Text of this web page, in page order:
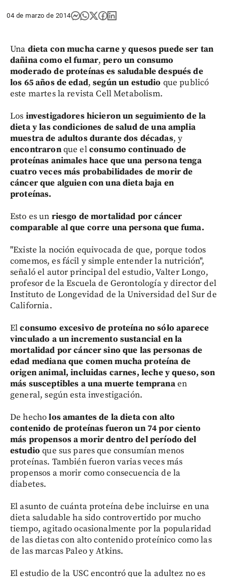
04 de marzo de 2014
Una dieta con mucha carne y quesos puede ser tan
dañina como el fumar,pero un consumo
moderado de proteínas es saludable después de
los 65 años de edad,según un estudio que publicó
este martes la revista Cell Metabolism.
Los investigadores hicieron un seguimiento de la
dieta y las condiciones de salud de una amplia
muestra de adultos durante dos décadas, y
encontraronque elconsumo continuado de
proteínas animales hace que una persona tenga
cuatro veces más probabilidades de morir de
cáncer que alguien con una dieta baja en
proteínas.
Esto es un riesgo de mortalidad por cáncer
comparable al que corre una persona que fuma.
"Existe la noción equivocada de que, porque todos
comemos, es fácil y simple entender la nutrición",
señaló el autor principal del estudio, Valter Longo,
profesor de la Escuela de Gerontología y director del
Instituto de Longevidad de la Universidad del Sur de
California.
Elconsumo excesivo de proteína no sólo aparece
vinculado a un incremento sustancial en la
mortalidad por cáncer sino que las personas de
edad mediana que comen mucha proteína de
origen animal, incluidas carnes, leche y queso, son
más susceptibles a una muerte tempranaen
general, según esta investigación.
De hecholos amantes de la dieta con alto
contenido de proteínas fueron un 74 por ciento
más propensos a morir dentro del período del
estudio que sus pares que consumían menos
proteínas. También fueron varias veces más
propensos a morir como consecuencia de la
diabetes.
El asunto de cuánta proteína debe incluirse en una
dieta saludable ha sido controvertido por mucho
tiempo, agitado ocasionalmente por la popularidad
de las dietas con alto contenido proteínico como las
de las marcas Paleo y Atkins.
El estudio de la USC encontró que la adultez no es